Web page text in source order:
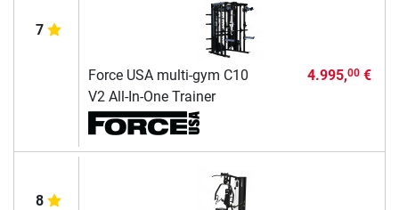
7
Force USA multi-gym C10
V2 All-In-One Trainer
4.995,00€
8